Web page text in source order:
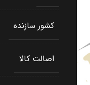
کشور سازنده
اصالت کالا